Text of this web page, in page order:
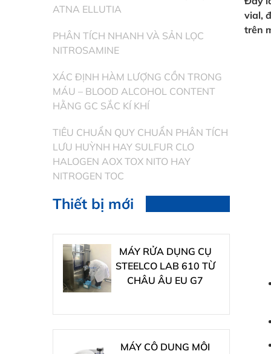
ATNA ELLUTIA
PHÂN TÍCH NHANH VÀ SẢN LỌC
NITROSAMINE
XÁC ĐỊNH HÀM LƯỢNG CỒN TRONG
MÁU – BLOOD ALCOHOL CONTENT
HẰNG GC SẮC KÍ KHÍ
TIÊU CHUẨN QUY CHUẨN PHÂN TÍCH
LƯU HUỲNH HAY SULFUR CLO
HALOGEN AOX TOX NITO HAY
NITROGEN TOC
Thiết bị mới
MÁY RỬA DỤNG CỤ
STEELCO LAB 610 TỪ
CHÂU ÂU EU G7
MÁY CÔ DUNG MÔI
vial,
trên